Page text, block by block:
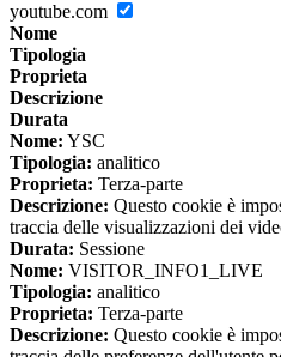
youtube.com
Nome
Tipologia
Proprieta
Descrizione
Durata
Nome: YSC
Tipologia: analitico
Proprieta: Terza-parte
Descrizione: Questo cookie è
traccia delle visualizzazioni dei
Durata: Sessione
Nome: VISITOR_INFO1_LIVE
Tipologia: analitico
Proprieta: Terza-parte
Descrizione: Questo cookie è